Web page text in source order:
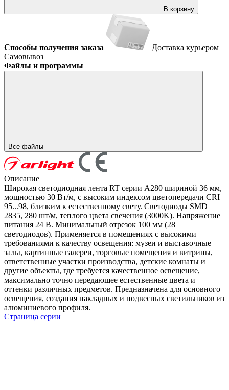
В корзину
Способы получения заказа
Доставка курьером
Самовывоз
Файлы и программы
Все файлы
Описание
Широкая светодиодная лента RT серии A280 шириной 36 мм,
мощностью 30 Вт/м, с высоким индексом цветопередачи CRI
95...98, близким к естественному свету. Светодиоды SMD
2835, 280 шт/м, теплого цвета свечения (3000K). Напряжение
питания 24 В. Минимальный отрезок 100 мм (28
светодиодов). Применяется в помещениях с высокими
требованиями к качеству освещения: музеи и выставочные
залы, картинные галереи, торговые помещения и витрины,
ответственные участки производства, детские комнаты и
другие объекты, где требуется качественное освещение,
максимально точно передающее естественные цвета и
оттенки различных предметов. Предназначена для основного
освещения, создания накладных и подвесных светильников из
алюминиевого профиля.
Страница серии